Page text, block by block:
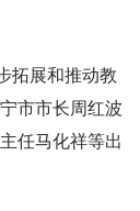
拓展和推动教
市市长周红波
任马化祥等出